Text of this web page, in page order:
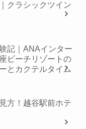
クラシックツイン
記｜ANAインター
ビーチリゾートの
とカクテルタイム
方！越谷駅前ホテ